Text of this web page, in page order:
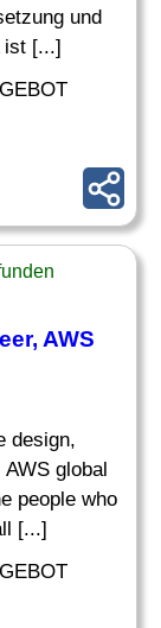
und
ist [...]
AWS
design,
global
people who
[...]